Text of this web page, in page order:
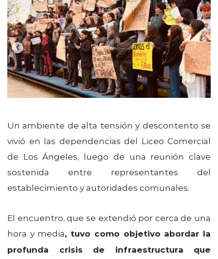
Un ambiente de alta tensión y descontento se
vivió en las dependencias del Liceo Comercial
de Los Ángeles, luego de una reunión clave
sostenida entre representantes del
establecimiento y autoridades comunales.
El encuentro, que se extendió por cerca de una
hora y media, tuvo como objetivo abordar la
profunda crisis de infraestructura que